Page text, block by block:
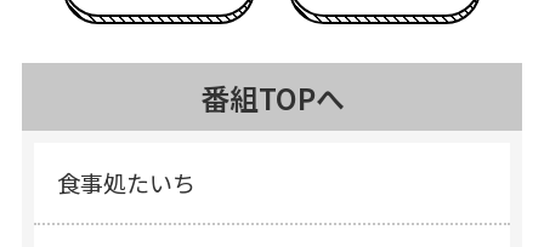
番組TOPへ
食事処たいち